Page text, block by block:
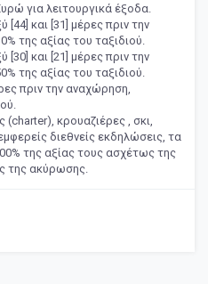
για λειτουργικά έξοδα.
και [31] μέρες πριν την
της αξίας του ταξιδιού.
και [21] μέρες πριν την
της αξίας του ταξιδιού.
πριν την αναχώρηση,
κρουαζιέρες , σκι,
διεθνείς εκδηλώσεις, τα
της αξίας τους ασχέτως της
της ακύρωσης.